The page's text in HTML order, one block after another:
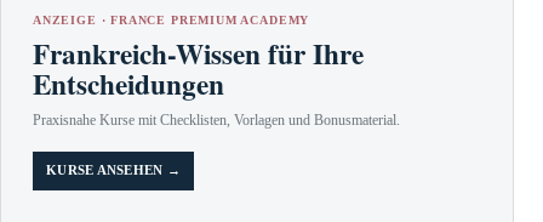
ANZEIGE · FRANCE PREMIUM ACADEMY
Frankreich-Wissen für Ihre
Entscheidungen
Praxisnahe Kurse mit Checklisten, Vorlagen und Bonusmaterial.
KURSE ANSEHEN →